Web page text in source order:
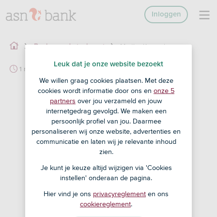
Inloggen
Bank voor de toekomst Myrthe Kruszel
1 min
Leuk dat je onze website bezoekt
We willen graag cookies plaatsen. Met deze
cookies wordt informatie door ons en onze 5
partners over jou verzameld en jouw
internetgedrag gevolgd. We maken een
persoonlijk profiel van jou. Daarmee
personaliseren wij onze website, advertenties en
communicatie en laten wij je relevante inhoud
zien.
Je kunt je keuze altijd wijzigen via 'Cookies
instellen' onderaan de pagina.
Hier vind je ons privacyreglement en ons
cookiereglement.